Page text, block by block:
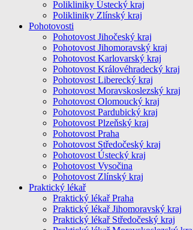
Polikliniky Ústecký kraj
Polikliniky Zlínský kraj
Pohotovosti
Pohotovost Jihočeský kraj
Pohotovost Jihomoravský kraj
Pohotovost Karlovarský kraj
Pohotovost Královéhradecký kraj
Pohotovost Liberecký kraj
Pohotovost Moravskoslezský kraj
Pohotovost Olomoucký kraj
Pohotovost Pardubický kraj
Pohotovost Plzeňský kraj
Pohotovost Praha
Pohotovost Středočeský kraj
Pohotovost Ústecký kraj
Pohotovost Vysočina
Pohotovost Zlínský kraj
Praktický lékař
Praktický lékař Praha
Praktický lékař Jihomoravský kraj
Praktický lékař Středočeský kraj